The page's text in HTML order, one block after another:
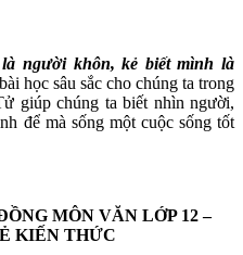
người khôn, kẻ biết mình là
học sâu sắc cho chúng ta trong
giúp chúng ta biết nhìn người,
để mà sống một cuộc sống tốt
MÔN VĂN LỚP 12 –
KIẾN THỨC